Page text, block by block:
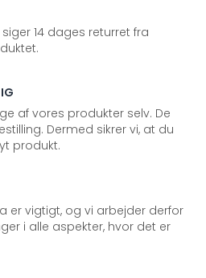
14 dages returret fra
af vores produkter selv. De
Dermed sikrer vi, at du
produkt.
er vigtigt, og vi arbejder derfor
i alle aspekter, hvor det er